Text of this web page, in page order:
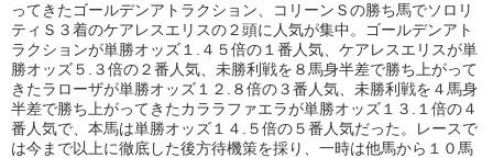
ってきたゴールデンアトラクション、コリーンＳの勝ち馬でソロリ
ティＳ３着のケアレスエリスの２頭に人気が集中。ゴールデンアト
ラクションが単勝オッズ１.４５倍の１番人気、ケアレスエリスが単
勝オッズ５.３倍の２番人気、未勝利戦を８馬身半差で勝ち上がって
きたラローザが単勝オッズ１２.８倍の３番人気、未勝利戦を４馬身
半差で勝ち上がってきたカララファエラが単勝オッズ１３.１倍の４
番人気で、本馬は単勝オッズ１４.５倍の５番人気だった。レースで
は今まで以上に徹底した後方待機策を採り、一時は他馬から１０馬